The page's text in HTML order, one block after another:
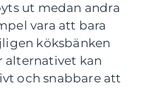
ut medan andra
vara att bara
köksbänken
alternativet kan
och snabbare att